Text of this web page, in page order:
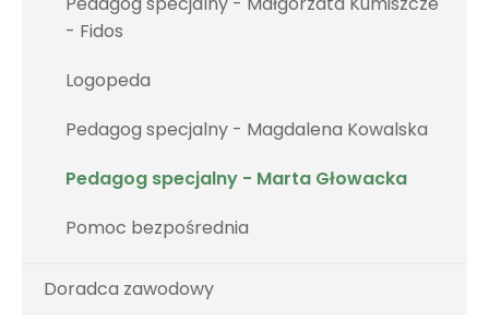
- Fidos
Logopeda
Pedagog specjalny - Magdalena Kowalska
Pedagog specjalny - Marta Głowacka
Pomoc bezpośrednia
Doradca zawodowy